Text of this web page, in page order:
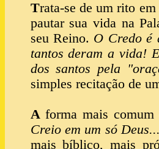
Trata-se de um rito
pautar sua vida na
seu Reino. O Credo é
tantos deram a vida!
dos santos pela
simples recitação de
Aforma mais comum
Creio em um só Deus...
mais bíblico, mais